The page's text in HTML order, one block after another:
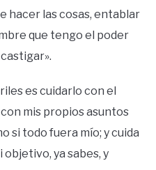
hacer las cosas, entablar
que tengo el poder
es cuidarlo con el
mis propios asuntos
si todo fuera mío; y cuida
objetivo, ya sabes, y